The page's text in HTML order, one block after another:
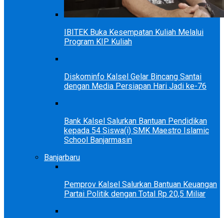
IBITEK Buka Kesempatan Kuliah Melalui
Program KIP Kuliah
Diskominfo Kalsel Gelar Bincang Santai
dengan Media Persiapan Hari Jadi ke-76
Bank Kalsel Salurkan Bantuan Pendidikan
kepada 54 Siswa(i) SMK Maestro Islamic
School Banjarmasin
Banjarbaru
Pemprov Kalsel Salurkan Bantuan Keuangan
Partai Politik dengan Total Rp 20,5 Miliar